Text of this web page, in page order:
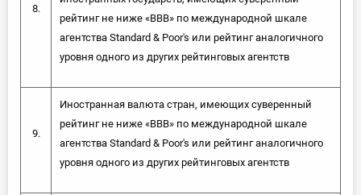
8.
рейтинг не ниже «ВВВ» по международной шкале
агентства Standard & Poor's или рейтинг аналогичного
уровня одного из других рейтинговых агентств
9.
Иностранная валюта стран, имеющих суверенный
рейтинг не ниже «ВВВ» по международной шкале
агентства Standard & Poor's или рейтинг аналогичного
уровня одного из других рейтинговых агентств